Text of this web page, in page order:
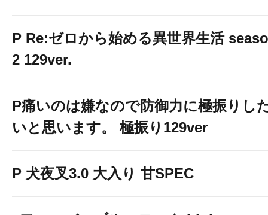
P Re:ゼロから始める異世界生活
2 129ver.
P痛いのは嫌なので防御力に極振りし
いと思います。 極振り129ver
P 犬夜叉3.0 大入り 甘SPEC